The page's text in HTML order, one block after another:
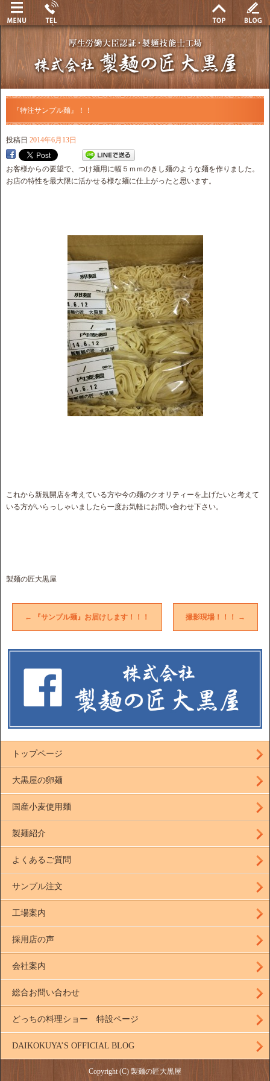
『特注サンプル麺』！！
投稿日 2014年6月13日
お客様からの要望で、つけ麺用に幅５ｍｍのきし麺のような麺を作りました。
お店の特性を最大限に活かせる様な麺に仕上がったと思います。
これから新規開店を考えている方や今の麺のクオリティーを上げたいと考えて
いる方がいらっしゃいましたら一度お気軽にお問い合わせ下さい。
製麺の匠大黒屋
← 『サンプル麺』お届けします！！！ 撮影現場！！！ →
トップページ
大黒屋の卵麺
国産小麦使用麺
製麺紹介
よくあるご質問
サンプル注文
工場案内
採用店の声
会社案内
総合お問い合わせ
どっちの料理ショー 特設ページ
DAIKOKUYA’S OFFICIAL BLOG
Copyright (C) 製麺の匠大黒屋